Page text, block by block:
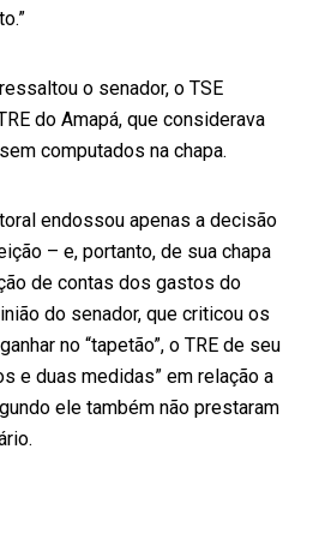
o senador, o TSE
do Amapá, que considerava
computados na chapa.
endossou apenas a decisão
– e, portanto, de sua chapa
de contas dos gastos do
do senador, que criticou os
no “tapetão”, o TRE de seu
e duas medidas” em relação a
ele também não prestaram